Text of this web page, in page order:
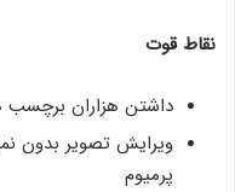
نقاط قوت
داشتن هزاران برچسب
ویرایش تصویر بدون
پرمیوم